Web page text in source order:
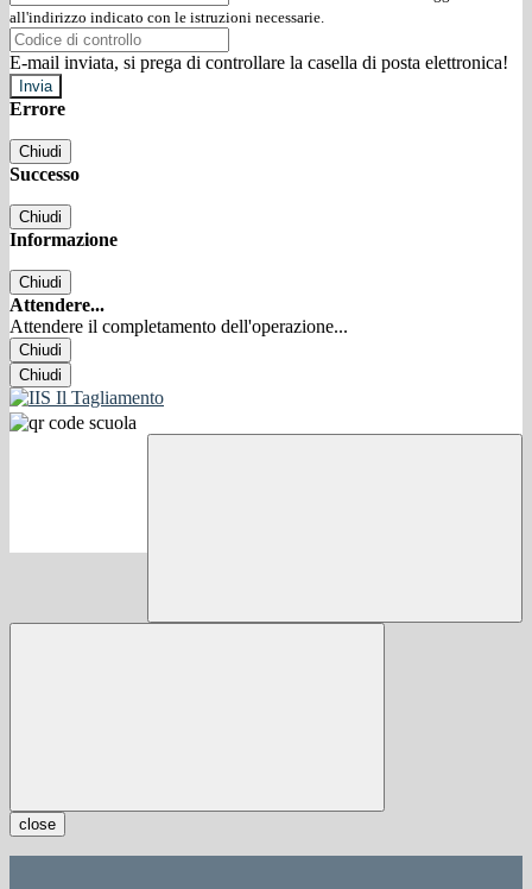
all'indirizzo indicato con le istruzioni necessarie.
E-mail inviata, si prega di controllare la casella di posta elettronica!
Errore
Chiudi
Successo
Chiudi
Informazione
Chiudi
Attendere...
Attendere il completamento dell'operazione...
Chiudi
Chiudi
close